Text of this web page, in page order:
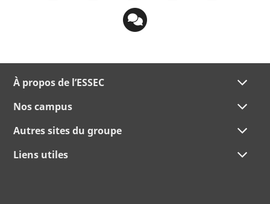
À propos de l’ESSEC
Nos campus
Autres sites du groupe
Liens utiles